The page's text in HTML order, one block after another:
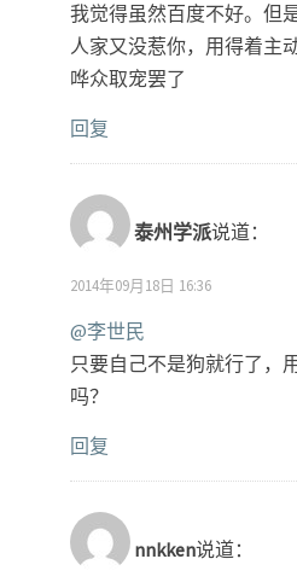
我觉得虽然百度不好。但
人家又没惹你，用得着主
哗众取宠罢了
回复
泰州学派说道：
2014年09月18日 16:36
@李世民
只要自己不是狗就行了，
吗？
回复
nnkken说道：